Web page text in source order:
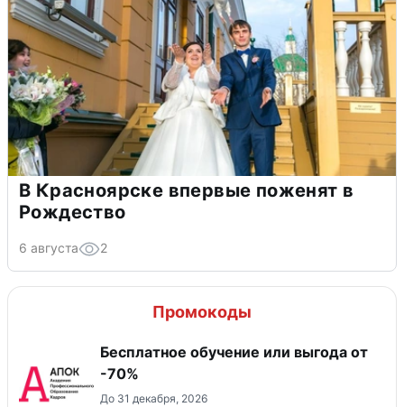
В Красноярске впервые поженят в
Рождество
6 августа 2
Промокоды
Бесплатное обучение или выгода от
-70%
До 31 декабря, 2026